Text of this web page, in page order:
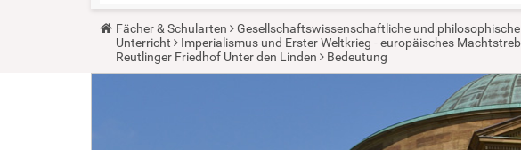
Y
a
Fächer & Schularten Gesellschaftswissenschaftliche und
Unterricht
Imperialismus und Erster Weltkrieg - europäisches
Reutlinger Friedhof Unter den Linden
Bedeutung